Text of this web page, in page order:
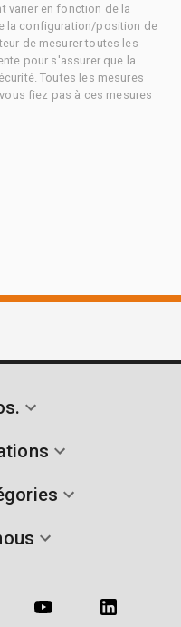
varier en fonction de la
la configuration/position de
de mesurer toutes les
pour s'assurer que la
Toutes les mesures
fiez pas à ces mesures